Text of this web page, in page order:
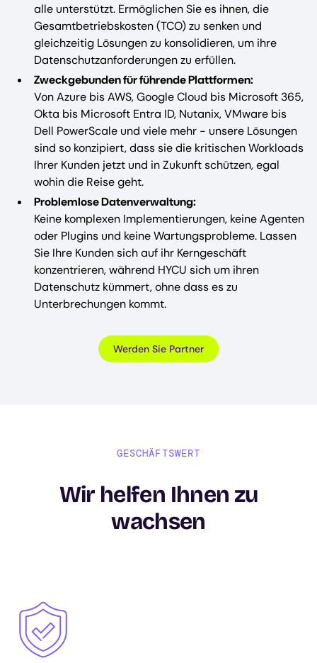
alle unterstützt. Ermöglichen Sie es ihnen, die
Gesamtbetriebskosten (TCO) zu senken und
gleichzeitig Lösungen zu konsolidieren, um ihre
Datenschutzanforderungen zu erfüllen.
Zweckgebunden für führende Plattformen:
Von Azure bis AWS, Google Cloud bis Microsoft 365,
Okta bis Microsoft Entra ID, Nutanix, VMware bis
Dell PowerScale und viele mehr - unsere Lösungen
sind so konzipiert, dass sie die kritischen Workloads
Ihrer Kunden jetzt und in Zukunft schützen, egal
wohin die Reise geht.
Problemlose Datenverwaltung:
Keine komplexen Implementierungen, keine Agenten
oder Plugins und keine Wartungsprobleme. Lassen
Sie Ihre Kunden sich auf ihr Kerngeschäft
konzentrieren, während HYCU sich um ihren
Datenschutz kümmert, ohne dass es zu
Unterbrechungen kommt.
Werden Sie Partner
GESCHÄFTSWERT
Wir helfen Ihnen zu
wachsen
Image